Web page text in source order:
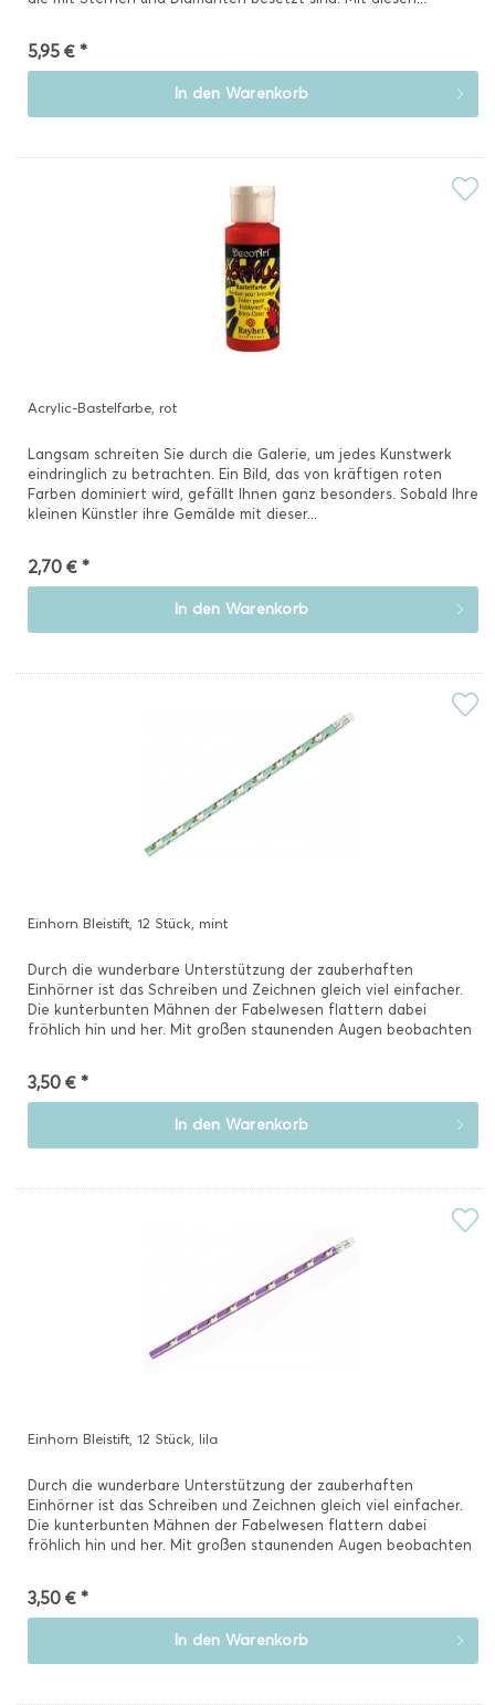
5,95 € *
In den Warenkorb
Acrylic-Bastelfarbe, rot
Langsam schreiten Sie durch die Galerie, um jedes Kunstwerk
eindringlich zu betrachten. Ein Bild, das von kräftigen roten
Farben dominiert wird, gefällt Ihnen ganz besonders. Sobald Ihre
kleinen Künstler ihre Gemälde mit dieser...
2,70 € *
In den Warenkorb
Einhorn Bleistift, 12 Stück, mint
Durch die wunderbare Unterstützung der zauberhaften
Einhörner ist das Schreiben und Zeichnen gleich viel einfacher.
Die kunterbunten Mähnen der Fabelwesen flattern dabei
fröhlich hin und her. Mit großen staunenden Augen beobachten
3,50 € *
In den Warenkorb
Einhorn Bleistift, 12 Stück, lila
Durch die wunderbare Unterstützung der zauberhaften
Einhörner ist das Schreiben und Zeichnen gleich viel einfacher.
Die kunterbunten Mähnen der Fabelwesen flattern dabei
fröhlich hin und her. Mit großen staunenden Augen beobachten
3,50 € *
In den Warenkorb